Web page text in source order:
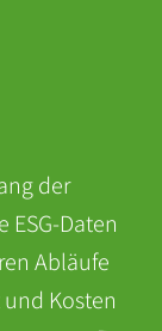
der
Daten
Abläufe
Kosten